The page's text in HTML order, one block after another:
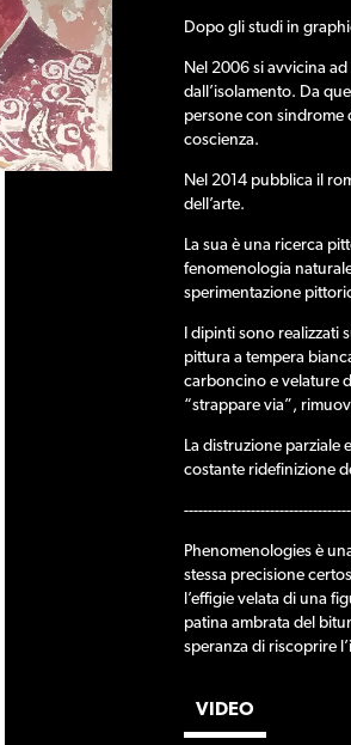
Dopo gli studi in
Nel 2006 si avvicina
dall’isolamento. Da
persone con sindrome
coscienza.
Nel 2014 pubblica il
dell’arte.
La sua è una ricerca
fenomenologia
sperimentazione
I dipinti sono realizzati
pittura a tempera
carboncino e velature
“strappare via”,
La distruzione parziale
costante ridefinizione
Phenomenologies è
stessa precisione
l’effigie velata di una
patina ambrata del
speranza di riscoprire
VIDEO